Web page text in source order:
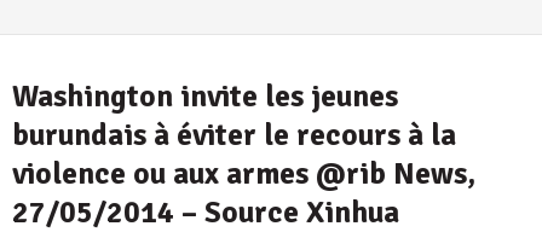
Washington invite les jeunes
burundais à éviter le recours à la
violence ou aux armes @rib News,
27/05/2014 – Source Xinhua